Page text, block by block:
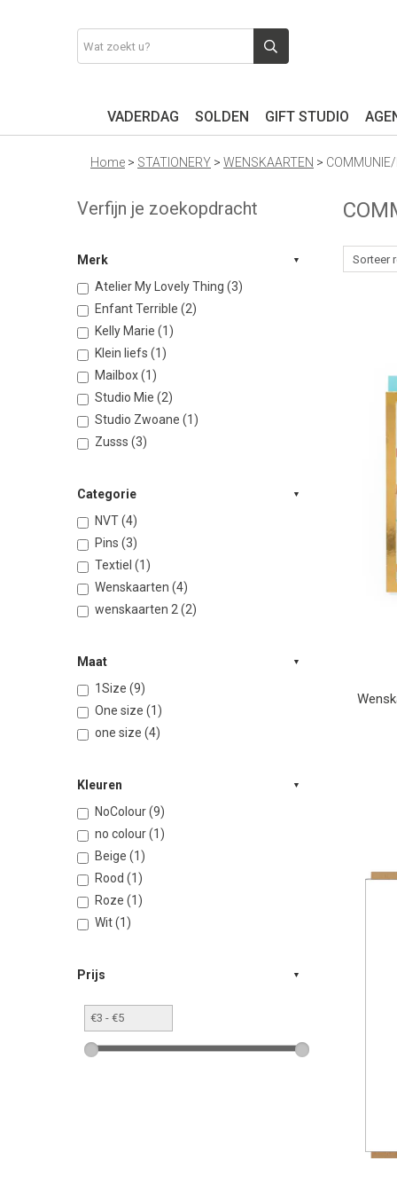
VADERDAG SOLDEN GIFT STUDIO
Home > STATIONERY > WENSKAARTEN >
Verfijn je zoekopdracht
Merk
Atelier My Lovely Thing (3)
Enfant Terrible (2)
Kelly Marie (1)
Klein liefs (1)
Mailbox (1)
Studio Mie (2)
Studio Zwoane (1)
Zusss (3)
Categorie
NVT (4)
Pins (3)
Textiel (1)
Wenskaarten (4)
wenskaarten 2 (2)
Maat
1Size (9)
One size (1)
one size (4)
Kleuren
NoColour (9)
no colour (1)
Beige (1)
Rood (1)
Roze (1)
Wit (1)
Prijs